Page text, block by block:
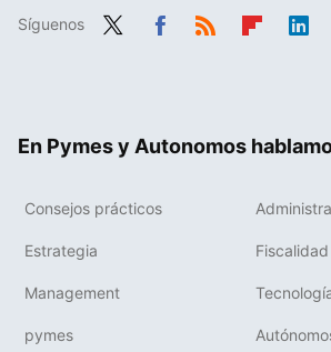
Síguenos
En Pymes y Autonomos
Consejos prácticos
Estrategia
Management
pymes